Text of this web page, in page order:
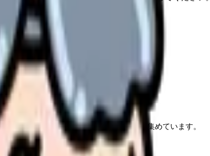
期待できるキャリアパスとしても注目を集めています。